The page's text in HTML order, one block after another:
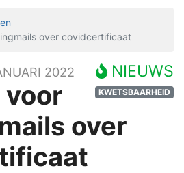
over covidcertificaat
NIEUWS
KWETSBAARHEID
2022
over